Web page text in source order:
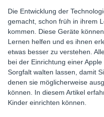
Die Entwicklung der
gemacht, schon früh in ihrem
kommen. Diese Geräte
Lernen helfen und es ihnen
etwas besser zu verstehen.
bei der Einrichtung einer
Sorgfalt walten lassen, damit
denen sie möglicherweise
können. In diesem Artikel
Kinder einrichten können.